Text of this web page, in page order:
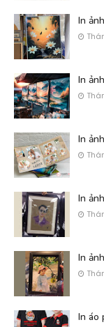
In
In
In
In
In
In áo